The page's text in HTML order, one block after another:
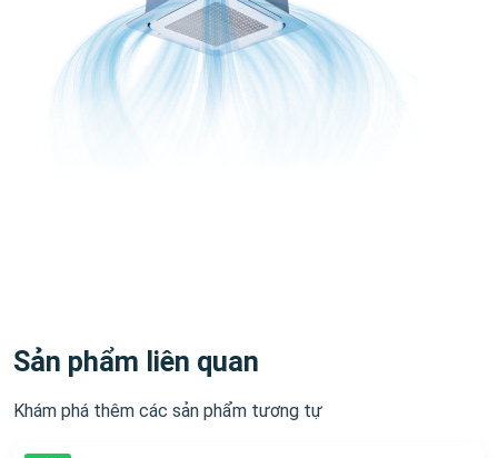
Sản phẩm liên quan
Khám phá thêm các sản phẩm tương tự